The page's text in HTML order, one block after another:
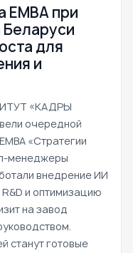
ЕМВА при
для
и
«КАДРЫ
очередной
«Стратегии
менеджеры
внедрение ИИ
и оптимизацию
на завод
станут готовые